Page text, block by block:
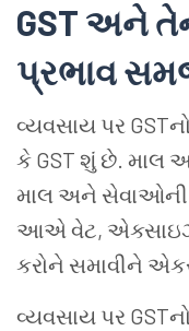
GST અને
પ્રભાવ
વ્યવસાય પર
કે GST શું છે. માલ
માલ અને સેવાઓની
આએ વેટ, એક્સાઇઝ
કરોને સમાવીને
વ્યવસાય પર